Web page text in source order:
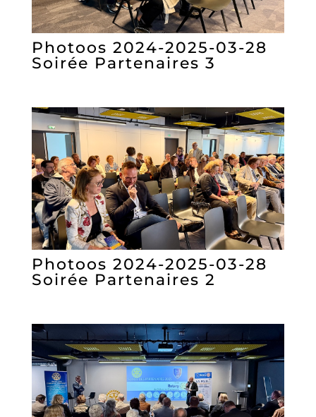
Photoos 2024-2025-03-28
Soirée Partenaires 3
Photoos 2024-2025-03-28
Soirée Partenaires 2